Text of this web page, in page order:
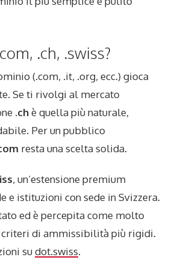
.ch, .swiss?
(.com, .it, .org, ecc.) gioca
Se ti rivolgi al mercato
.chè quella più naturale,
Per un pubblico
resta una scelta solida.
, un’estensione premium
e istituzioni con sede in Svizzera.
ed è percepita come molto
criteri di ammissibilità più rigidi.
sudot.swiss.